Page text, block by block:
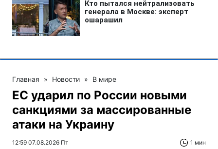
Главная » Новости » В мире
ЕС ударил по России новыми
санкциями за массированные
атаки на Украину
12:59 07.08.2026 Пт 1 мин